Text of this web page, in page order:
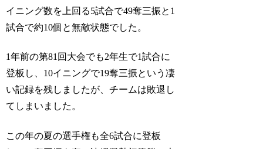
イニング数を上回る5試合で49奪三振と1
試合で約10個と無敵状態でした。
1年前の第81回大会でも2年生で1試合に
登板し、10イニングで19奪三振という凄
い記録を残しましたが、チームは敗退し
てしまいました。
この年の夏の選手権も全6試合に登板